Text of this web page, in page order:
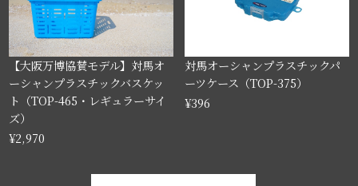
【大阪万博協賛モデル】対馬オ
ーシャンプラスチックバスケッ
ト（TOP-465・レギュラーサイ
ズ）
¥2,970
対馬オーシャンプラスチックパ
ーツケース（TOP-375）
¥396